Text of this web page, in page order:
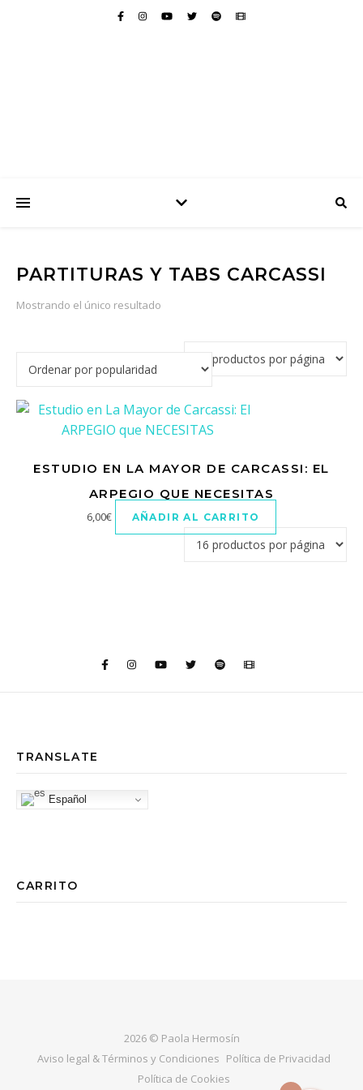
PARTITURAS Y TABS CARCASSI
Mostrando el único resultado
ESTUDIO EN LA MAYOR DE CARCASSI: EL
ARPEGIO QUE NECESITAS
6,00€ AÑADIR AL CARRITO
TRANSLATE
Español
CARRITO
2026 © Paola Hermosín
Aviso legal & Términos y Condiciones Política de Privacidad
Política de Cookies